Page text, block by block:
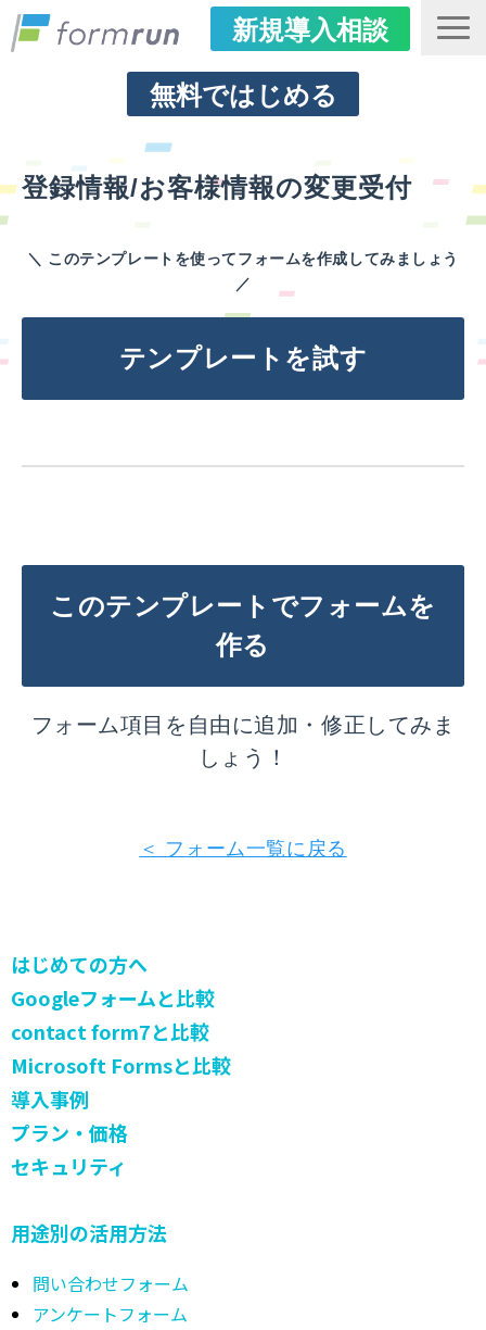
ログイン
新規導入相談
無料ではじめる
用途別の活用方法
導入事例
プラン・価格
FAQ
登録情報/お客様情報の変更受付
＼ このテンプレートを使ってフォームを作成してみましょう
／
テンプレートを試す
このテンプレートでフォームを
作る
フォーム項目を自由に追加・修正してみま
しょう！
＜ フォーム一覧に戻る
はじめての方へ
Googleフォームと比較
contact form7と比較
Microsoft Formsと比較
導入事例
プラン・価格
セキュリティ
用途別の活用方法
問い合わせフォーム
アンケートフォーム